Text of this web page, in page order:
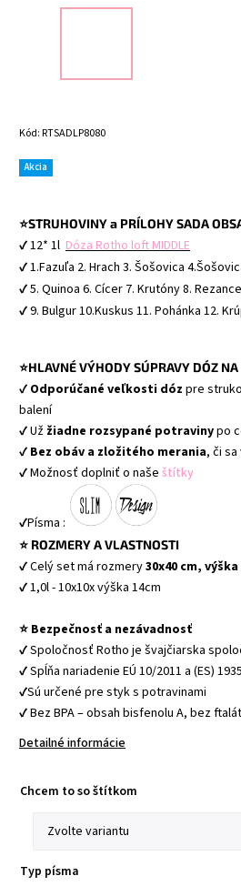
Kód:RTSADLP8080
⭐STRUHOVINY a PRÍLOHY SADA
✔ 12* 1l Dóza Rotho loft MIDDLE
✔ 1.Fazuľa 2. Hrach 3. Šošovica
✔ 5. Quinoa 6. Cícer 7. Krutóny 8. Rezance
✔ 9. Bulgur 10.Kuskus 11. Pohánka 12.
⭐HLAVNÉ VÝHODY SÚPRAVY DÓZ
✔ Odporúčané veľkosti dóz pre
balení
✔ Už žiadne rozsypané potravinypo
✔ Bez obáv a zložitého merania, či
✔ Možnosť doplniť o naše štítky
✔Písma :
⭐ ROZMERY A VLASTNOSTI
✔ Celý set má rozmery30x40 cm, výška
✔ 1,0l - 10x10x výška 14cm
⭐ Bezpečnosť a nezávadnosť
✔ Spoločnosť Rotho je švajčiarska
✔ Spĺňa nariadenie EÚ 10/2011 a (ES)
✔Sú určené pre styk s potravinami
✔ Bez BPA – obsah bisfenolu A, bez
Detailné informácie
Akcia
Chcem to so štítkom
Typ písma